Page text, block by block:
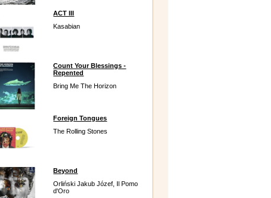
ACT III
Kasabian
Count Your Blessings -
Repented
Bring Me The Horizon
Foreign Tongues
The Rolling Stones
Beyond
Orliński Jakub Józef, Il Pomo
d'Oro